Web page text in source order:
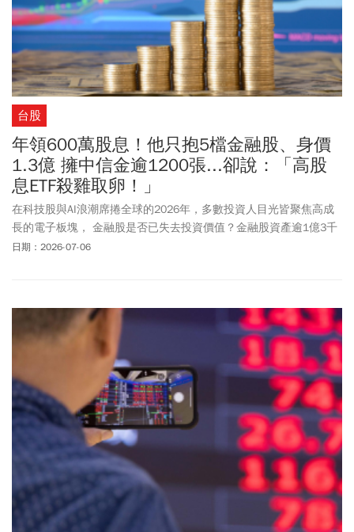
台股
年領600萬股息！他只抱5檔金融股、身價
1.3億 擁中信金逾1200張...卻說：「高股
息ETF殺雞取卵！」
在科技股與AI浪潮席捲全球的2026年，多數投資人目光皆聚焦高成
長的電子板塊， 金融股是否已失去投資價值？金融股資產逾1億3千
萬元、投資生涯貫徹金融股投資心法的「股市肥羊」翁建原表示，
段價差」兩頭賺。
日期：2026-07-06